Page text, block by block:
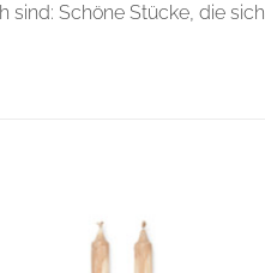
sind: Schöne Stücke, die sich